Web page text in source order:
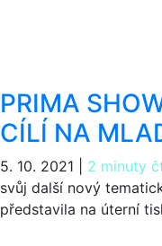
PRIMA
CÍLÍ NA
5. 10. 2021 2 minuty
svůj další nový
představila na úterní